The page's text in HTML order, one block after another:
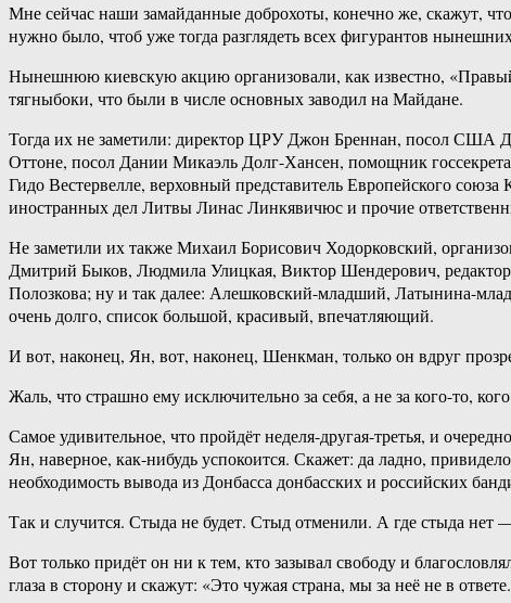
Мне сейчас наши замайданные доброхоты, конечно же, скажут,
нужно было, чтоб уже тогда разглядеть всех фигурантов
Нынешнюю киевскую акцию организовали, как известно,
тягныбоки, что были в числе основных заводил на Майдане.
Тогда их не заметили: директор ЦРУ Джон Бреннан, посол США
Оттоне, посол Дании Микаэль Долг-Хансен, помощник
Гидо Вестервелле, верховный представитель Европейского
иностранных дел Литвы Линас Линкявичюс и прочие
Не заметили их также Михаил Борисович Ходорковский,
Дмитрий Быков, Людмила Улицкая, Виктор Шендерович,
Полозкова; ну и так далее: Алешковский-младший, Латынина-
очень долго, список большой, красивый, впечатляющий.
И вот, наконец, Ян, вот, наконец, Шенкман, только он вдруг
Жаль, что страшно ему исключительно за себя, а не за кого-то,
Самое удивительное, что пройдёт неделя-другая-третья, и
Ян, наверное, как-нибудь успокоится. Скажет: да ладно,
необходимость вывода из Донбасса донбасских и российских
Так и случится. Стыда не будет. Стыд отменили. А где стыда нет
Вот только придёт он ни к тем, кто зазывал свободу и
глаза в сторону и скажут: «Это чужая страна, мы за неё не в